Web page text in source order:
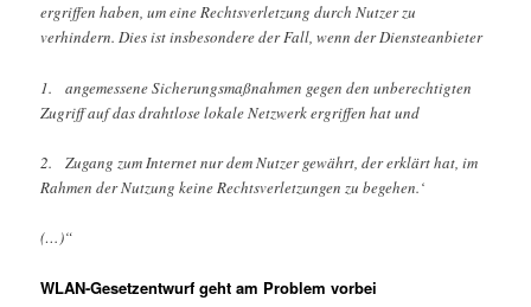
ergriffen haben, um eine Rechtsverletzung durch Nutzer zu
verhindern. Dies ist insbesondere der Fall, wenn der Diensteanbieter
1. angemessene Sicherungsmaßnahmen gegen den unberechtigten
Zugriff auf das drahtlose lokale Netzwerk ergriffen hat und
2. Zugang zum Internet nur dem Nutzer gewährt, der erklärt hat, im
Rahmen der Nutzung keine Rechtsverletzungen zu begehen.‘
(…)“
WLAN-Gesetzentwurf geht am Problem vorbei